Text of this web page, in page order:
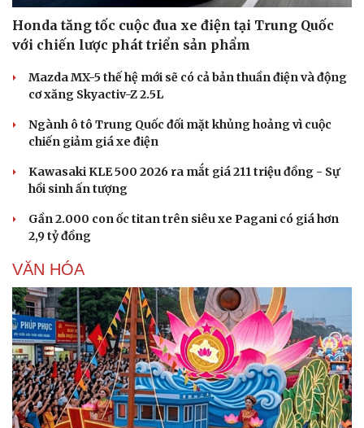
Văn hóa
Sân khấu - Điện ảnh
Văn học
Âm nhạc
Di sản
Giải trí
Nghệ sĩ
Thời trang
Sao Việt
Honda tăng tốc cuộc đua xe điện tại Trung Quốc
với chiến lược phát triển sản phẩm
Mazda MX-5 thế hệ mới sẽ có cả bản thuần điện và động
cơ xăng Skyactiv-Z 2.5L
Ngành ô tô Trung Quốc đối mặt khủng hoảng vì cuộc
chiến giảm giá xe điện
Kawasaki KLE 500 2026 ra mắt giá 211 triệu đồng - Sự
hồi sinh ấn tượng
Gần 2.000 con ốc titan trên siêu xe Pagani có giá hơn
2,9 tỷ đồng
VĂN HÓA